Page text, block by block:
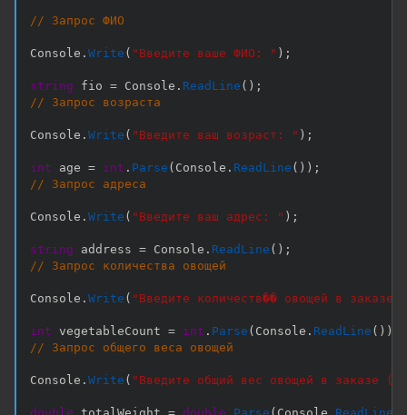
// Запрос ФИО
Console . Write ( "Введите ваше ФИО: " ) ;
string fio = Console . ReadLine ( ) ;
// Запрос возраста
Console . Write ( "Введите ваш возраст: " ) ;
int age = int . Parse ( Console . ReadLine ( ) ) ;
// Запрос адреса
Console . Write ( "Введите ваш адрес: " ) ;
string address = Console . ReadLine ( ) ;
// Запрос количества овощей
Console . Write ( "Введите количеств�� овощей в
int vegetableCount = int . Parse ( Console . ReadLine ( ) )
// Запрос общего веса овощей
Console . Write ( "Введите общий вес овощей в заказе